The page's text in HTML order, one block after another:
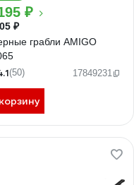
₽
₽
грабли AMIGO
(50) 17849231